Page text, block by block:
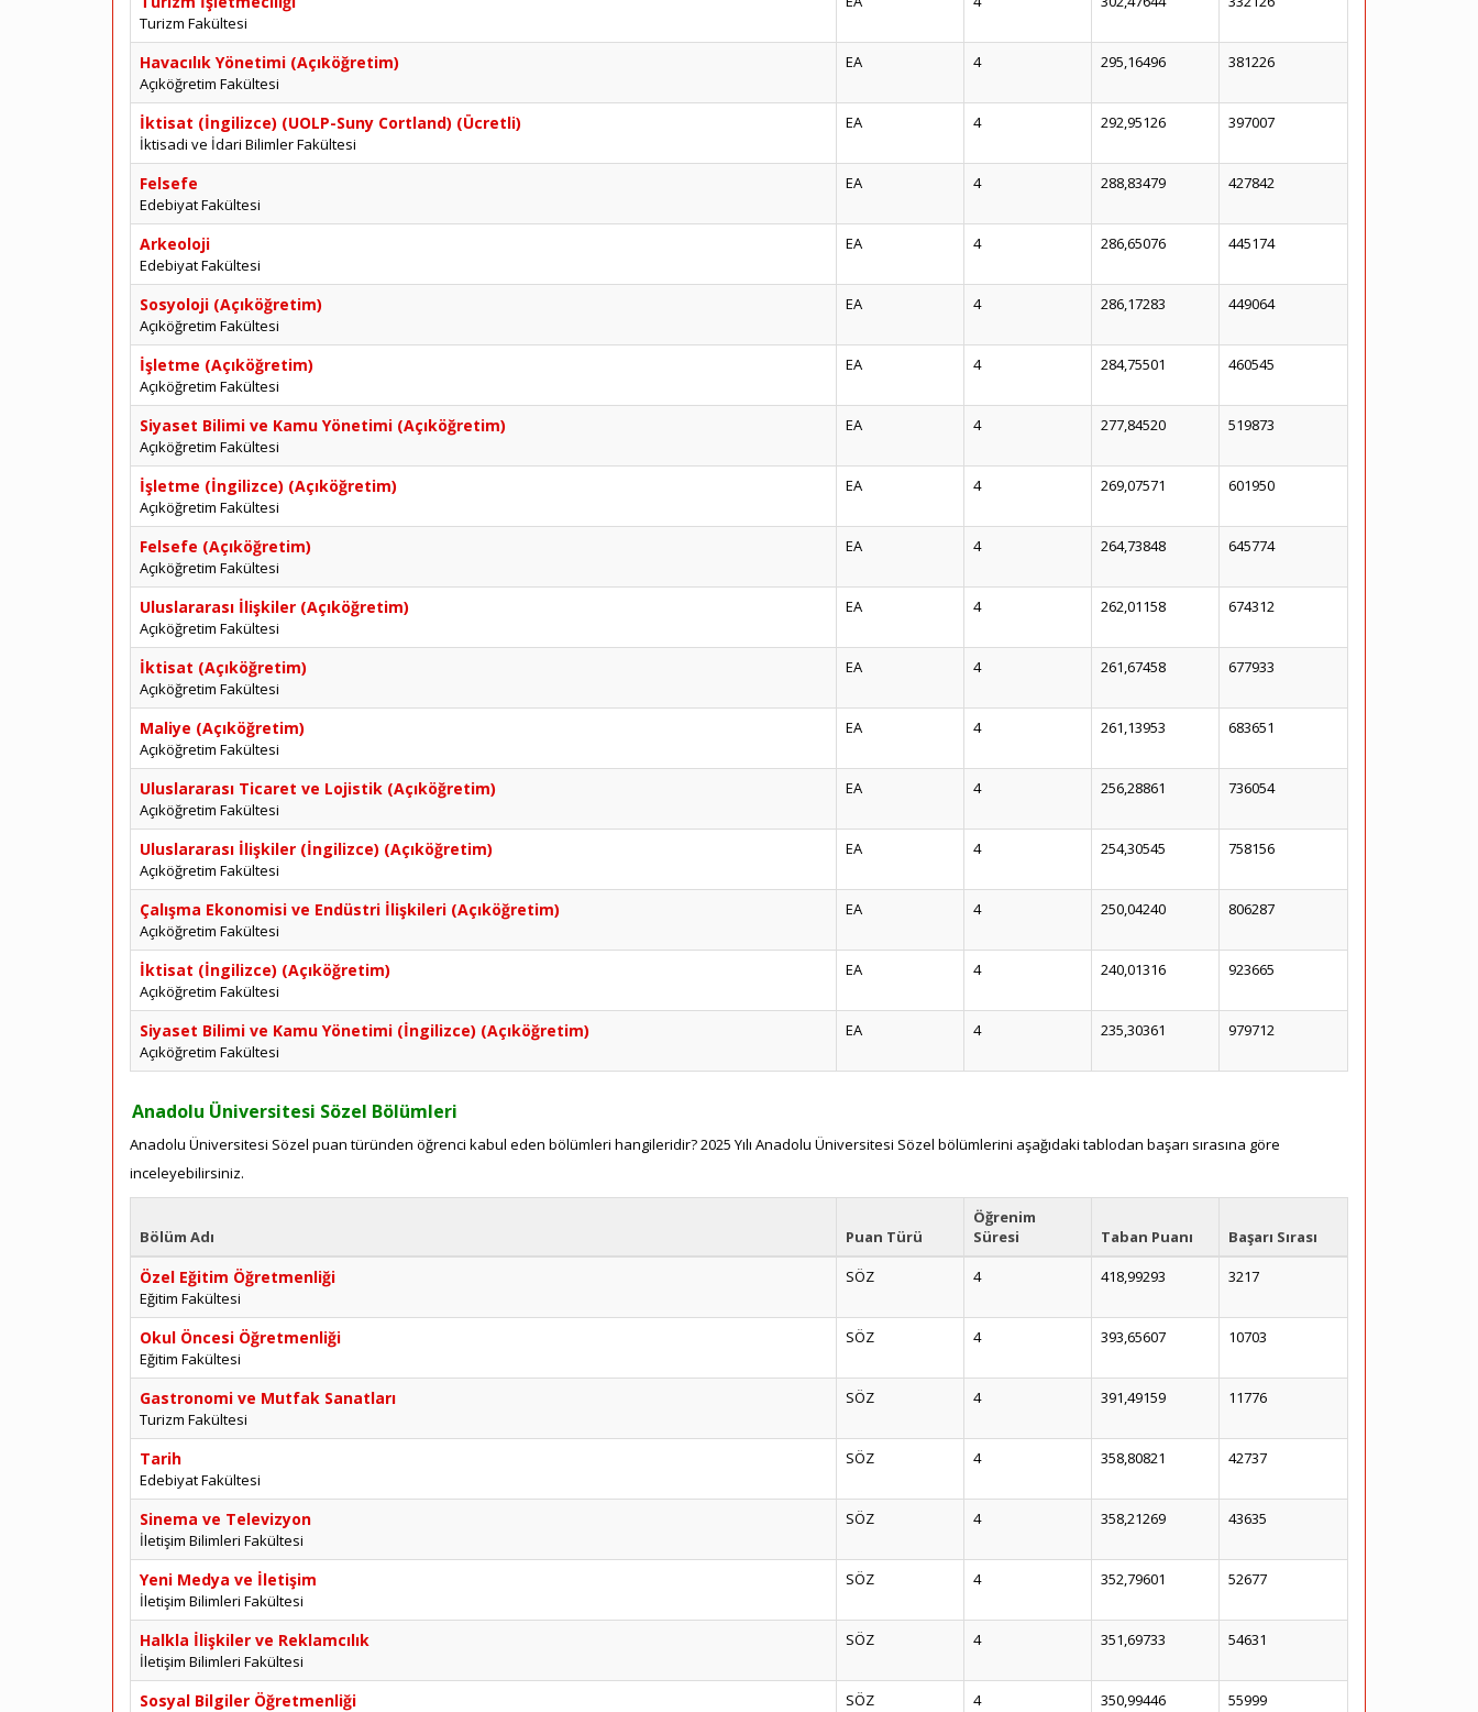
Turizm Fakültesi
Havacılık Yönetimi (Açıköğretim)
Açıköğretim Fakültesi
EA 4 295,16496 381226
İktisat (İngilizce) (UOLP-Suny Cortland) (Ücretli)
İktisadi ve İdari Bilimler Fakültesi
EA 4 292,95126 397007
Felsefe
Edebiyat Fakültesi
EA 4 288,83479 427842
Arkeoloji
Edebiyat Fakültesi
EA 4 286,65076 445174
Sosyoloji (Açıköğretim)
Açıköğretim Fakültesi
EA 4 286,17283 449064
İşletme (Açıköğretim)
Açıköğretim Fakültesi
EA 4 284,75501 460545
Siyaset Bilimi ve Kamu Yönetimi (Açıköğretim)
Açıköğretim Fakültesi
EA 4 277,84520 519873
İşletme (İngilizce) (Açıköğretim)
Açıköğretim Fakültesi
EA 4 269,07571 601950
Felsefe (Açıköğretim)
Açıköğretim Fakültesi
EA 4 264,73848 645774
Uluslararası İlişkiler (Açıköğretim)
Açıköğretim Fakültesi
EA 4 262,01158 674312
İktisat (Açıköğretim)
Açıköğretim Fakültesi
EA 4 261,67458 677933
Maliye (Açıköğretim)
Açıköğretim Fakültesi
EA 4 261,13953 683651
Uluslararası Ticaret ve Lojistik (Açıköğretim)
Açıköğretim Fakültesi
EA 4 256,28861 736054
Uluslararası İlişkiler (İngilizce) (Açıköğretim)
Açıköğretim Fakültesi
EA 4 254,30545 758156
Çalışma Ekonomisi ve Endüstri İlişkileri (Açıköğretim)
Açıköğretim Fakültesi
EA 4 250,04240 806287
İktisat (İngilizce) (Açıköğretim)
Açıköğretim Fakültesi
EA 4 240,01316 923665
Siyaset Bilimi ve Kamu Yönetimi (İngilizce) (Açıköğretim)
Açıköğretim Fakültesi
EA 4 235,30361 979712
Anadolu Üniversitesi Sözel Bölümleri
Anadolu Üniversitesi Sözel puan türünden öğrenci kabul eden bölümleri hangileridir? 2025 Yılı Anadolu Üniversitesi Sözel bölümlerini aşağıdaki tablodan başarı sırasına göre
inceleyebilirsiniz.
Bölüm Adı Puan Türü
Öğrenim
Süresi
Taban Puanı Başarı Sırası
Özel Eğitim Öğretmenliği
Eğitim Fakültesi
SÖZ 4 418,99293 3217
Okul Öncesi Öğretmenliği
Eğitim Fakültesi
SÖZ 4 393,65607 10703
Gastronomi ve Mutfak Sanatları
Turizm Fakültesi
SÖZ 4 391,49159 11776
Tarih
Edebiyat Fakültesi
SÖZ 4 358,80821 42737
Sinema ve Televizyon
İletişim Bilimleri Fakültesi
SÖZ 4 358,21269 43635
Yeni Medya ve İletişim
İletişim Bilimleri Fakültesi
SÖZ 4 352,79601 52677
Halkla İlişkiler ve Reklamcılık
İletişim Bilimleri Fakültesi
SÖZ 4 351,69733 54631
Sosyal Bilgiler Öğretmenliği SÖZ 4 350,99446 55999